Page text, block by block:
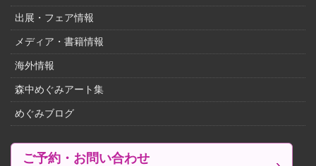
出展・フェア情報
メディア・書籍情報
海外情報
森中めぐみアート集
めぐみブログ
ご予約・お問い合わせ